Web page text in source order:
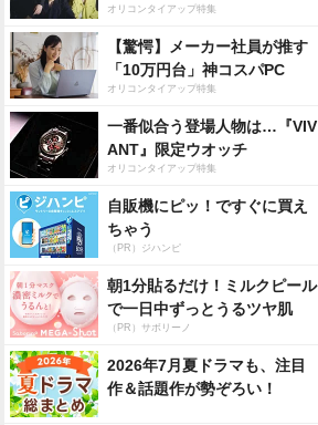
オリコンタイアップ特集
【驚愕】メーカー社員が推す
「10万円台」神コスパPC
オリコンタイアップ特集
一番似合う登場人物は…『VIV
ANT』限定ウオッチ
オリコンタイアップ特集
自販機にピッ！ですぐに買え
ちゃう
（PR）ジハンピ
朝1分貼るだけ！ミルクピール
で一日中ずっとうるツヤ肌
（PR）サボリーノ
2026年7月夏ドラマも、注目
作＆話題作が勢ぞろい！